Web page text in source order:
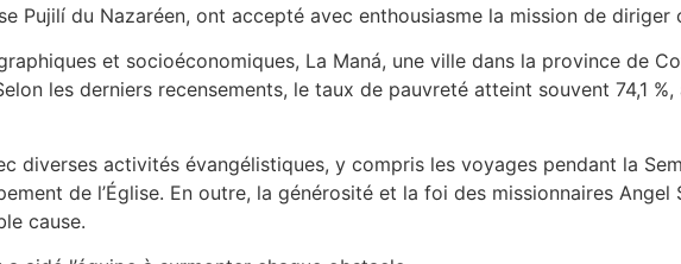
Pujilí du Nazaréen, ont accepté avec enthousiasme la mission de diriger
et socioéconomiques, La Maná, une ville dans la province de
les derniers recensements, le taux de pauvreté atteint souvent 74,1 %,
diverses activités évangélistiques, y compris les voyages pendant la
de l’Église. En outre, la générosité et la foi des missionnaires Angel
cause.